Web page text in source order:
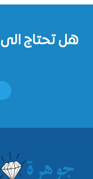
هل تحتاج الى